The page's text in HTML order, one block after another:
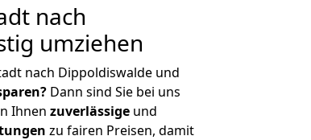
nach
umziehen
nach Dippoldiswalde und
Dann sind Sie bei uns
Ihnen zuverlässige und
zu fairen Preisen, damit